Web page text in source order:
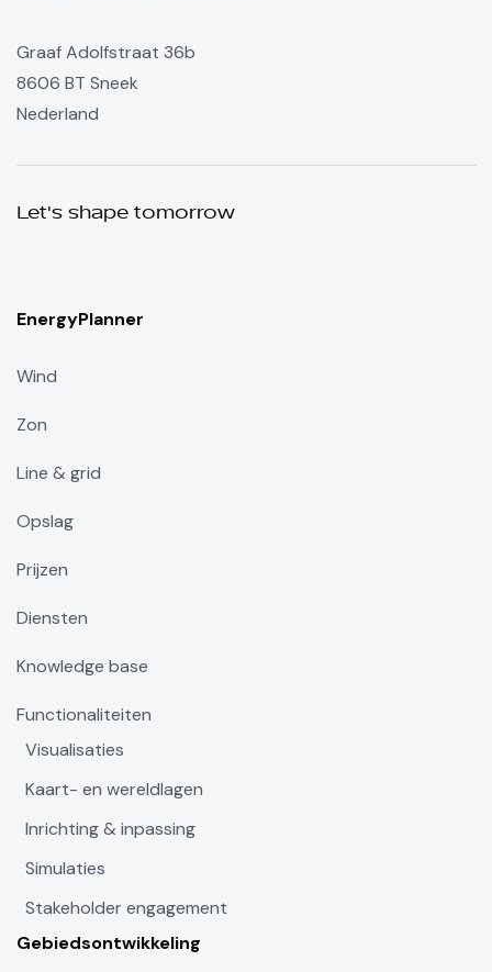
Graaf Adolfstraat 36b
8606 BT Sneek
Nederland
EnergyPlanner
Wind
Zon
Line & grid
Opslag
Prijzen
Diensten
Knowledge base
Functionaliteiten
Visualisaties
Kaart- en wereldlagen
Inrichting & inpassing
Simulaties
Stakeholder engagement
Gebiedsontwikkeling
Let's shape tomorrow